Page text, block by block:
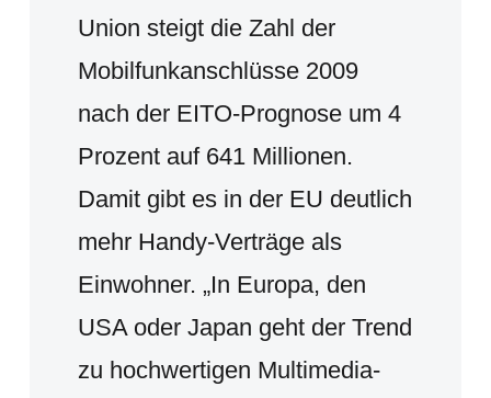
Union steigt die Zahl der
Mobilfunkanschlüsse 2009
nach der EITO-Prognose um 4
Prozent auf 641 Millionen.
Damit gibt es in der EU deutlich
mehr Handy-Verträge als
Einwohner. „In Europa, den
USA oder Japan geht der Trend
zu hochwertigen Multimedia-